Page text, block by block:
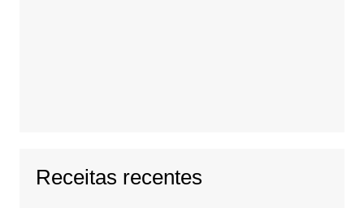
Receitas recentes